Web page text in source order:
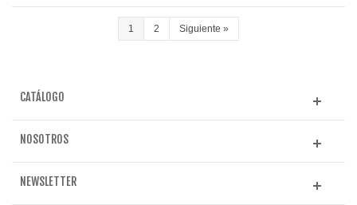
1 2 Siguiente »
CATÁLOGO
NOSOTROS
NEWSLETTER